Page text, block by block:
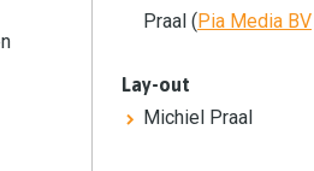
Praal (Pia Media BV
Lay-out
Michiel Praal